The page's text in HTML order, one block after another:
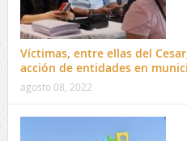
Víctimas, entre ellas del
acción de entidades en
agosto 08, 2022